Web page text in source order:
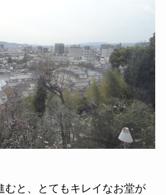
むと、とてもキレイなお堂が